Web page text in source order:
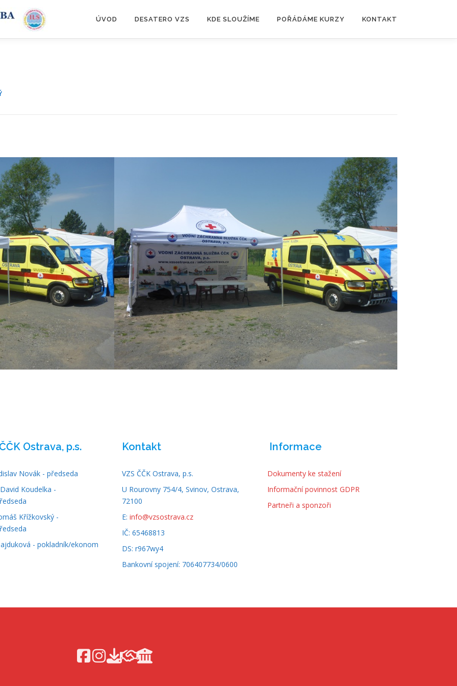
ÚVOD DESATERO VZS KDE SLOUŽÍME POŘÁDÁME KURZY KONTAKT
Ostrava, p.s.
Novák - předseda
Koudelka -
Křížkovský -
- pokladník/ekonom
Kontakt
VZS ČČK Ostrava, p.s.
U Rourovny 754/4, Svinov, Ostrava,
72100
E: info@vzsostrava.cz
IČ: 65468813
DS: r967wy4
Bankovní spojení: 706407734/0600
Informace
Dokumenty ke stažení
Informační povinnost GDPR
Partneři a sponzoři